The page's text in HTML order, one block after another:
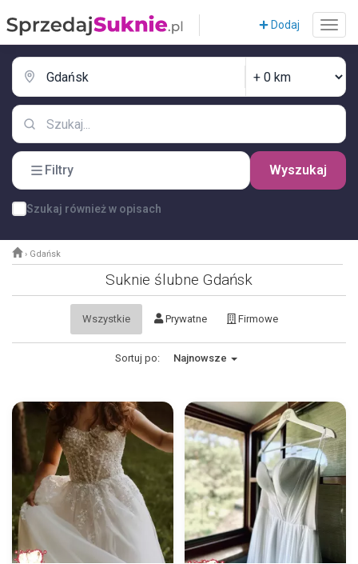
Dodaj
Filtry Wyszukaj
Szukaj również w opisach
› Gdańsk
Suknie ślubne Gdańsk
Wszystkie Prywatne Firmowe
Sortuj po: Najnowsze